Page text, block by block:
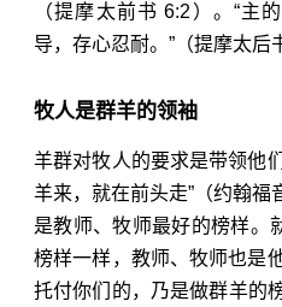
（提摩太前书 6:2 ）。“主
导，存心忍耐。”（提摩太后
牧人是群羊的领袖
羊群对牧人的要求是带领他
羊来，就在前头走”（约翰福
是教师、牧师最好的榜样。
榜样一样，教师、牧师也是
托付你们的，乃是做群羊的